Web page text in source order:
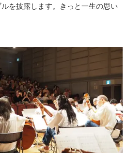
を披露します。きっと一生の思い